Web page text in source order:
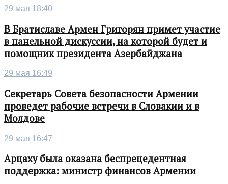
29 мая 18:40
В Братиславе Армен Григорян примет участие
в панельной дискуссии, на которой будет и
помощник президента Азербайджана
29 мая 16:49
Секретарь Совета безопасности Армении
проведет рабочие встречи в Словакии и в
Молдове
29 мая 16:47
Арцаху была оказана беспрецедентная
поддержка: министр финансов Армении